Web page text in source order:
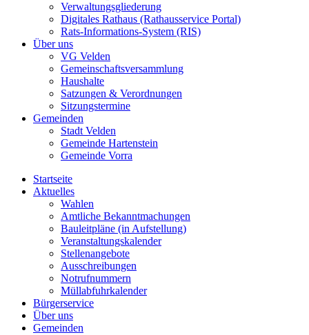
Verwaltungsgliederung
Digitales Rathaus (Rathausservice Portal)
Rats-Informations-System (RIS)
Über uns
VG Velden
Gemeinschaftsversammlung
Haushalte
Satzungen & Verordnungen
Sitzungstermine
Gemeinden
Stadt Velden
Gemeinde Hartenstein
Gemeinde Vorra
Startseite
Aktuelles
Wahlen
Amtliche Bekanntmachungen
Bauleitpläne (in Aufstellung)
Veranstaltungskalender
Stellenangebote
Ausschreibungen
Notrufnummern
Müllabfuhrkalender
Bürgerservice
Über uns
Gemeinden